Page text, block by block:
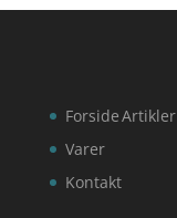
Forside
Varer
Kontakt
Artikler